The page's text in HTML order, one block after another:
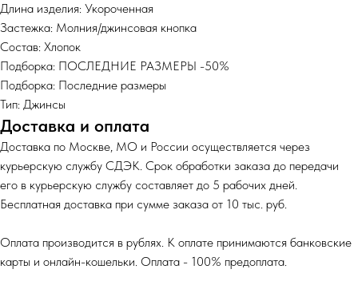
Длина изделия: Укороченная
Застежка: Молния/джинсовая кнопка
Состав: Хлопок
Подборка: ПОСЛЕДНИЕ РАЗМЕРЫ -50%
Подборка: Последние размеры
Тип: Джинсы
Доставка и оплата
Доставка по Москве, МО и России осуществляется через
курьерскую службу СДЭК. Срок обработки заказа до передачи
его в курьерскую службу составляет до 5 рабочих дней.
Бесплатная доставка при сумме заказа от 10 тыс. руб.
Оплата производится в рублях. К оплате принимаются банковские
карты и онлайн-кошельки. Оплата - 100% предоплата.